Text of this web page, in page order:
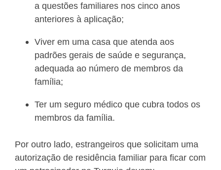
a questões familiares nos cinco anos
anteriores à aplicação;
Viver em uma casa que atenda aos
padrões gerais de saúde e segurança,
adequada ao número de membros da
família;
Ter um seguro médico que cubra todos os
membros da família.
Por outro lado, estrangeiros que solicitam uma
autorização de residência familiar para ficar com